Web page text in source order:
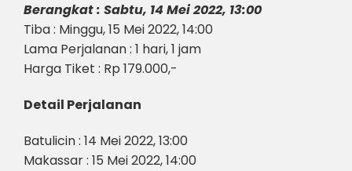
Berangkat : Sabtu, 14 Mei 2022, 13:00
Tiba : Minggu, 15 Mei 2022, 14:00
Lama Perjalanan : 1 hari, 1 jam
Harga Tiket : Rp 179.000,-
Detail Perjalanan
Batulicin : 14 Mei 2022, 13:00
Makassar : 15 Mei 2022, 14:00